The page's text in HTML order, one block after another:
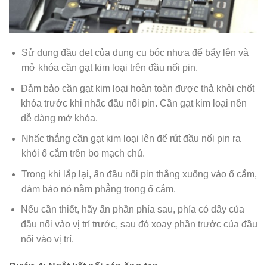
Sử dụng đầu dẹt của dụng cụ bóc nhựa để bẩy lên và
mở khóa cần gạt kim loại trên đầu nối pin.
Đảm bảo cần gạt kim loại hoàn toàn được thả khỏi chốt
khóa trước khi nhấc đầu nối pin. Cần gạt kim loại nên
dễ dàng mở khóa.
Nhấc thẳng cần gạt kim loại lên để rút đầu nối pin ra
khỏi ổ cắm trên bo mạch chủ.
Trong khi lắp lại, ấn đầu nối pin thẳng xuống vào ổ cắm,
đảm bảo nó nằm phẳng trong ổ cắm.
Nếu cần thiết, hãy ấn phần phía sau, phía có dây của
đầu nối vào vị trí trước, sau đó xoay phần trước của đầu
nối vào vị trí.